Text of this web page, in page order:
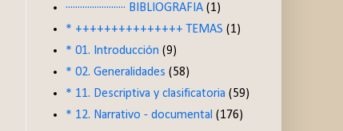
························· BIBLIOGRAFIA (1)
* +++++++++++++++ TEMAS (1)
* 01. Introducción (9)
* 02. Generalidades (58)
* 11. Descriptiva y clasificatoria (59)
* 12. Narrativo - documental (176)